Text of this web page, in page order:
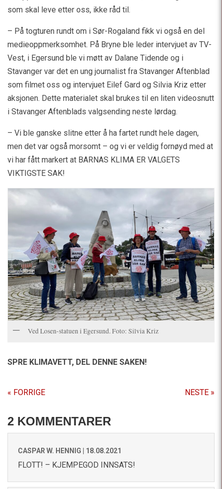
som skal leve etter oss, ikke råd til.
– På togturen rundt om i Sør-Rogaland fikk vi også en del
medieoppmerksomhet. På Bryne ble leder intervjuet av TV-
Vest, i Egersund ble vi møtt av Dalane Tidende og i
Stavanger var det en ung journalist fra Stavanger Aftenblad
som filmet oss og intervjuet Eilef Gard og Silvia Kriz etter
aksjonen. Dette materialet skal brukes til en liten videosnutt
i Stavanger Aftenblads valgsending neste lørdag.
– Vi ble ganske slitne etter å ha fartet rundt hele dagen,
men det var også morsomt – og vi er veldig fornøyd med at
vi har fått markert at BARNAS KLIMA ER VALGETS
VIKTIGSTE SAK!
Ved Losen-statuen i Egersund. Foto: Silvia Kriz
SPRE KLIMAVETT, DEL DENNE SAKEN!
« FORRIGE NESTE »
2 KOMMENTARER
CASPAR W. HENNIG | 18.08.2021
FLOTT! – KJEMPEGOD INNSATS!